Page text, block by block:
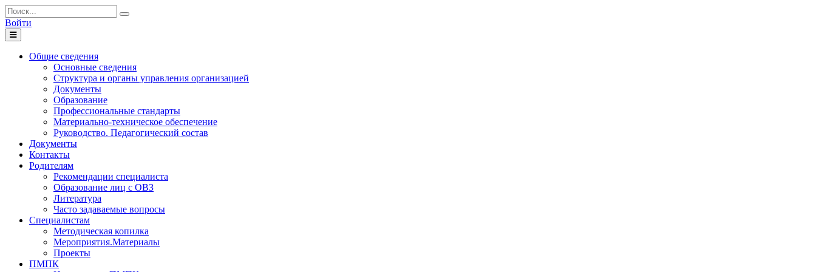
Войти
Toggle
navigation
Общие сведения
Основные сведения
Структура и органы управления организацией
Документы
Образование
Профессиональные стандарты
Материально-техническое обеспечение
Руководство. Педагогический состав
Документы
Контакты
Родителям
Рекомендации специалиста
Образование лиц с ОВЗ
Литература
Часто задаваемые вопросы
Специалистам
Методическая копилка
Мероприятия.Материалы
Проекты
ПМПК